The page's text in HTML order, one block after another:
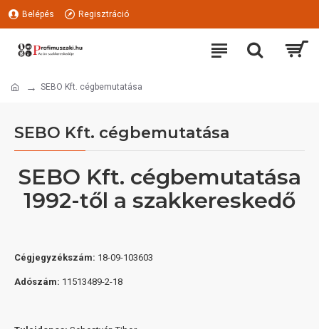
Belépés Regisztráció
SEBO Kft. cégbemutatása
SEBO Kft. cégbemutatása
SEBO Kft. cégbemutatása
1992-től a szakkereskedő
Cégjegyzékszám: 18-09-103603
Adószám: 11513489-2-18